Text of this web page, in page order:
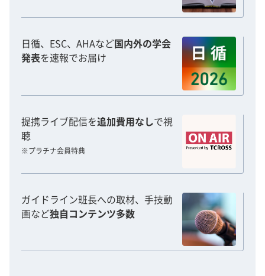
日循、ESC、AHAなど国内外の学会
発表を速報でお届け
提携ライブ配信を追加費用なしで視
聴
※プラチナ会員特典
ガイドライン班長への取材、手技動
画など独自コンテンツ多数